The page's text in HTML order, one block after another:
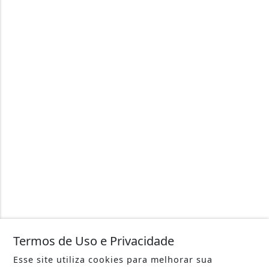
Termos de Uso e Privacidade
Esse site utiliza cookies para melhorar sua